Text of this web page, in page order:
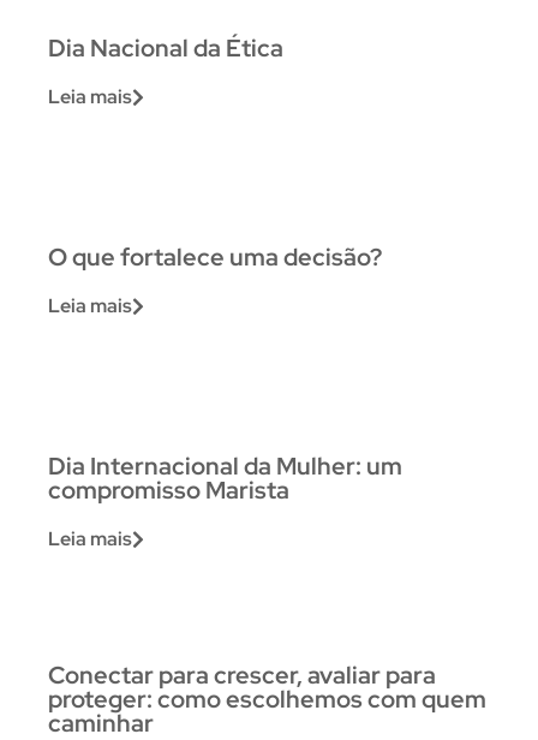
Dia Nacional da Ética
Leia mais
O que fortalece uma decisão?
Leia mais
Dia Internacional da Mulher: um
compromisso Marista
Leia mais
Conectar para crescer, avaliar para
proteger: como escolhemos com quem
caminhar